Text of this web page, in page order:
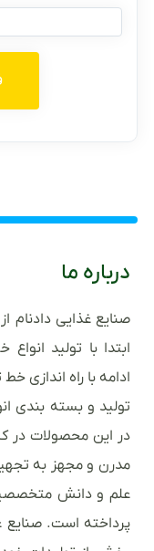
درباره ما
ابتدا با تولید
ادامه با راه اندازی
تولید و بسته بندی
در این محصولات در
مدرن و مجهز به
علم و دانش
پرداخته است. صنایع